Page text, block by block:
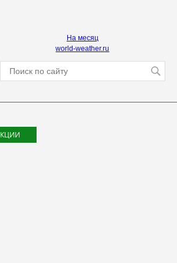
На месяц
world-weather.ru